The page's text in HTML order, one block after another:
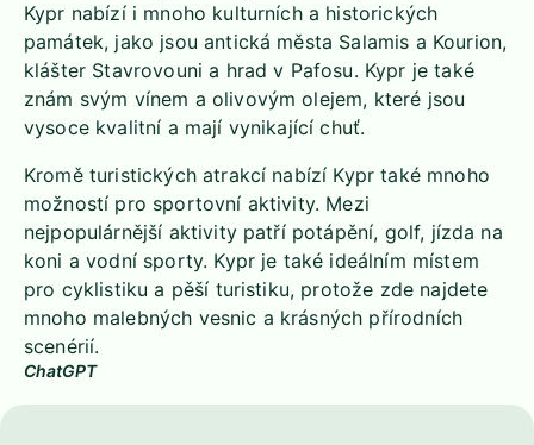
Kypr nabízí i mnoho kulturních a historických
památek, jako jsou antická města Salamis a Kourion,
klášter Stavrovouni a hrad v Pafosu. Kypr je také
znám svým vínem a olivovým olejem, které jsou
vysoce kvalitní a mají vynikající chuť.
Kromě turistických atrakcí nabízí Kypr také mnoho
možností pro sportovní aktivity. Mezi
nejpopulárnější aktivity patří potápění, golf, jízda na
koni a vodní sporty. Kypr je také ideálním místem
pro cyklistiku a pěší turistiku, protože zde najdete
mnoho malebných vesnic a krásných přírodních
scenérií.
ChatGPT